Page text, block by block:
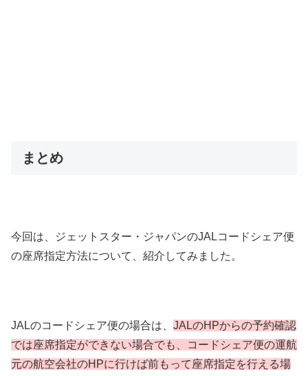
まとめ
今回は、ジェットスター・ジャパンのJALコードシェア便
の座席指定方法について、紹介してみました。
JALのコードシェア便の場合は、 JALのHPからの予約確認
では座席指定ができない場合でも、コードシェア便の運航
元の航空会社のHPに行けば前もって座席指定を行える場